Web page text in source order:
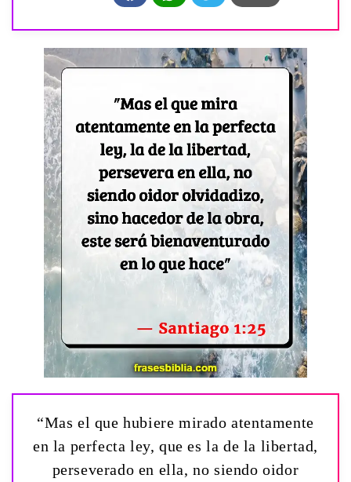
“Mas el que hubiere mirado atentamente
en la perfecta ley, que es la de la libertad,
perseverado en ella, no siendo oidor